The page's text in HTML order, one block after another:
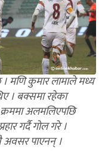
मणि कुमार लामाले मध्य
। बक्समा रहेका
अलमलिएपछि
गर्दै गोल गरे ।
अवसर पाएनन् ।